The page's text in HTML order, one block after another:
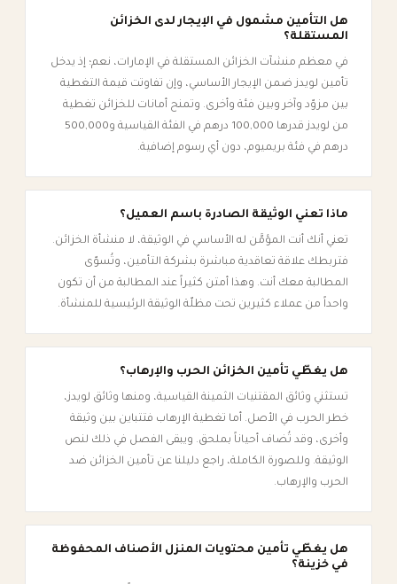
هل التأمين مشمول في الإيجار لدى الخزائن
المستقلة؟
في معظم منشآت الخزائن المستقلة في الإمارات، نعم؛ إذ يدخل
تأمين لويدز ضمن الإيجار الأساسي، وإن تفاوتت قيمة التغطية
بين مزوّد وآخر وبين فئة وأخرى. وتمنح أمانات للخزائن تغطية
من لويدز قدرها 100,000 درهم في الفئة القياسية و500,000
درهم في فئة بريميوم، دون أي رسوم إضافية.
ماذا تعني الوثيقة الصادرة باسم العميل؟
تعني أنك أنت المؤمَّن له الأساسي في الوثيقة، لا منشأة الخزائن.
فتربطك علاقة تعاقدية مباشرة بشركة التأمين، وتُسوّى
المطالبة معك أنت. وهذا أمتن كثيراً عند المطالبة من أن تكون
واحداً من عملاء كثيرين تحت مظلّة الوثيقة الرئيسية للمنشأة.
هل يغطّي تأمين الخزائن الحرب والإرهاب؟
تستثني وثائق المقتنيات الثمينة القياسية، ومنها وثائق لويدز،
خطر الحرب في الأصل. أما تغطية الإرهاب فتتباين بين وثيقة
وأخرى، وقد تُضاف أحياناً بملحق. ويبقى الفصل في ذلك لنص
الوثيقة. وللصورة الكاملة، راجع دليلنا عن تأمين الخزائن ضد
الحرب والإرهاب.
هل يغطّي تأمين محتويات المنزل الأصناف المحفوظة
في خزينة؟